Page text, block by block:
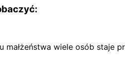
małżeństwa wiele osób staje